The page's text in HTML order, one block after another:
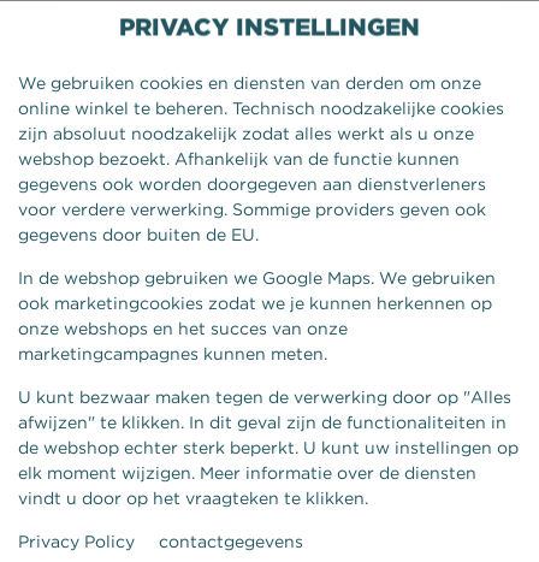
PRIVACY INSTELLINGEN
We gebruiken cookies en diensten van derden om onze
online winkel te beheren. Technisch noodzakelijke cookies
zijn absoluut noodzakelijk zodat alles werkt als u onze
webshop bezoekt. Afhankelijk van de functie kunnen
gegevens ook worden doorgegeven aan dienstverleners
voor verdere verwerking. Sommige providers geven ook
gegevens door buiten de EU.
In de webshop gebruiken we Google Maps. We gebruiken
ook marketingcookies zodat we je kunnen herkennen op
onze webshops en het succes van onze
marketingcampagnes kunnen meten.
U kunt bezwaar maken tegen de verwerking door op "Alles
afwijzen" te klikken. In dit geval zijn de functionaliteiten in
de webshop echter sterk beperkt. U kunt uw instellingen op
elk moment wijzigen. Meer informatie over de diensten
vindt u door op het vraagteken te klikken.
Privacy Policy contactgegevens
KROKNROLL APPLE PIE 8
STUKS